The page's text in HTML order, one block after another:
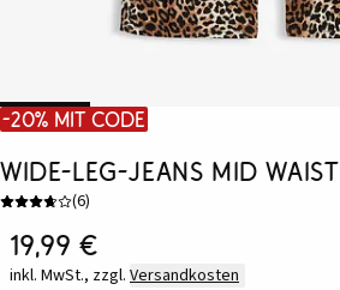
-20% mit Code
Wide-Leg-Jeans Mid Waist
(6)
19,99 €
inkl. MwSt., zzgl. Versandkosten